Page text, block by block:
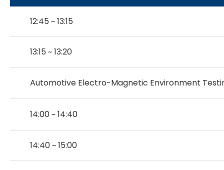
12:45 ~ 13:15
13:15 ~ 13:20
Automotive Electro-Magnetic Environment
14:00 ~ 14:40
14:40 ~ 15:00